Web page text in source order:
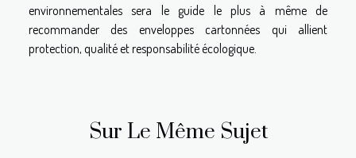
environnementales sera le guide le plus à même de
recommander des enveloppes cartonnées qui allient
protection, qualité et responsabilité écologique.
Sur Le Même Sujet